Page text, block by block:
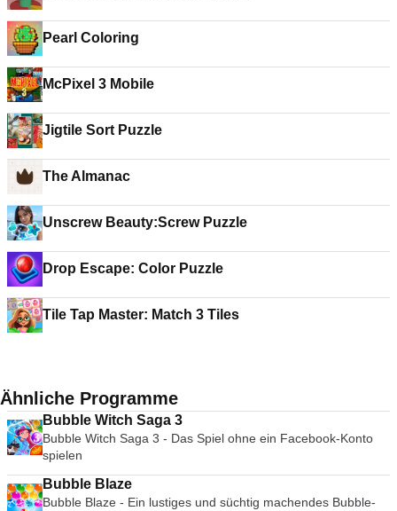
Pearl Coloring
McPixel 3 Mobile
Jigtile Sort Puzzle
The Almanac
Unscrew Beauty:Screw Puzzle
Drop Escape: Color Puzzle
Tile Tap Master: Match 3 Tiles
Ähnliche Programme
Bubble Witch Saga 3
Bubble Witch Saga 3 - Das Spiel ohne ein Facebook-Konto
spielen
Bubble Blaze
Bubble Blaze - Ein lustiges und süchtig machendes Bubble-